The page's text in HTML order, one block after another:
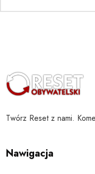
Twórz Reset z nami.
Nawigacja